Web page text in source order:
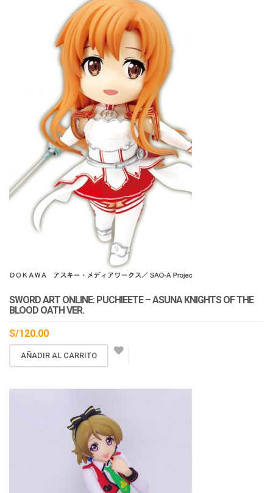
SWORD ART ONLINE: PUCHIEETE – ASUNA KNIGHTS OF THE
BLOOD OATH VER.
S/120.00
AÑADIR AL CARRITO